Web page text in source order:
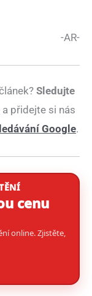
-AR-
Sledujte
a přidejte si nás
Google.
cenu
online. Zjistěte,